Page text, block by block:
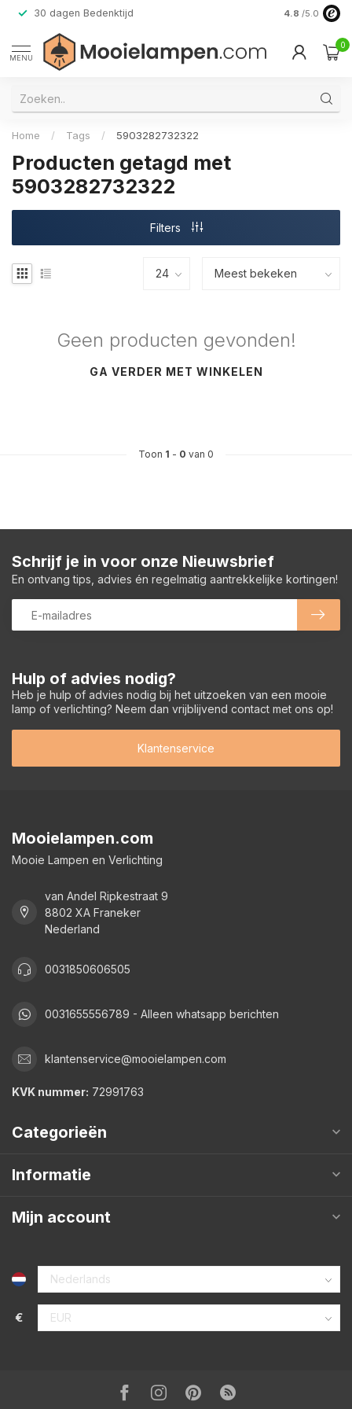
30 dagen Bedenktijd Verzending
4.8 /5.0
MENU
0
Home / Tags / 5903282732322
Producten getagd met
5903282732322
Filters
Geen producten gevonden!
GA VERDER MET WINKELEN
Toon 1 - 0 van 0
Hulp of advies nodig?
Heb je hulp of advies nodig bij het uitzoeken van een mooie
lamp of verlichting? Neem dan vrijblijvend contact met ons op!
Klantenservice
Schrijf je in voor onze Nieuwsbrief
En ontvang tips, advies én regelmatig aantrekkelijke kortingen!
Mooielampen.com
Mooie Lampen en Verlichting
van Andel Ripkestraat 9
8802 XA Franeker
Nederland
0031850606505
0031655556789 - Alleen whatsapp berichten
klantenservice@mooielampen.com
KVK nummer: 72991763
Categorieën
Informatie
Mijn account
€